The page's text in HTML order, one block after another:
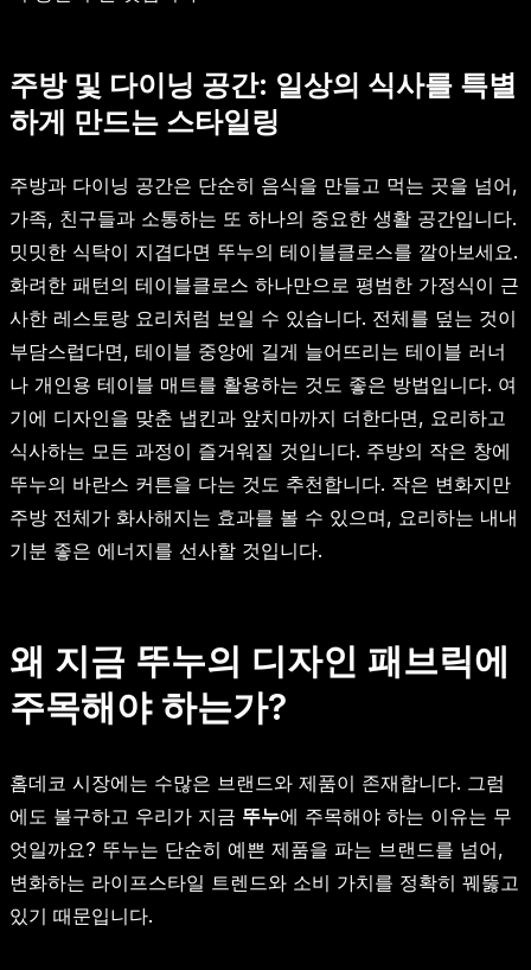
주방 및 다이닝 공간: 일상의 식사를 특별
하게 만드는 스타일링
주방과 다이닝 공간은 단순히 음식을 만들고 먹는 곳을 넘어,
가족, 친구들과 소통하는 또 하나의 중요한 생활 공간입니다.
밋밋한 식탁이 지겹다면 뚜누의 테이블클로스를 깔아보세요.
화려한 패턴의 테이블클로스 하나만으로 평범한 가정식이 근
사한 레스토랑 요리처럼 보일 수 있습니다. 전체를 덮는 것이
부담스럽다면, 테이블 중앙에 길게 늘어뜨리는 테이블 러너
나 개인용 테이블 매트를 활용하는 것도 좋은 방법입니다. 여
기에 디자인을 맞춘 냅킨과 앞치마까지 더한다면, 요리하고
식사하는 모든 과정이 즐거워질 것입니다. 주방의 작은 창에
뚜누의 바란스 커튼을 다는 것도 추천합니다. 작은 변화지만
주방 전체가 화사해지는 효과를 볼 수 있으며, 요리하는 내내
기분 좋은 에너지를 선사할 것입니다.
왜 지금 뚜누의 디자인 패브릭에
주목해야 하는가?
홈데코 시장에는 수많은 브랜드와 제품이 존재합니다. 그럼
에도 불구하고 우리가 지금 뚜누에 주목해야 하는 이유는 무
엇일까요? 뚜누는 단순히 예쁜 제품을 파는 브랜드를 넘어,
변화하는 라이프스타일 트렌드와 소비 가치를 정확히 꿰뚫고
있기 때문입니다.